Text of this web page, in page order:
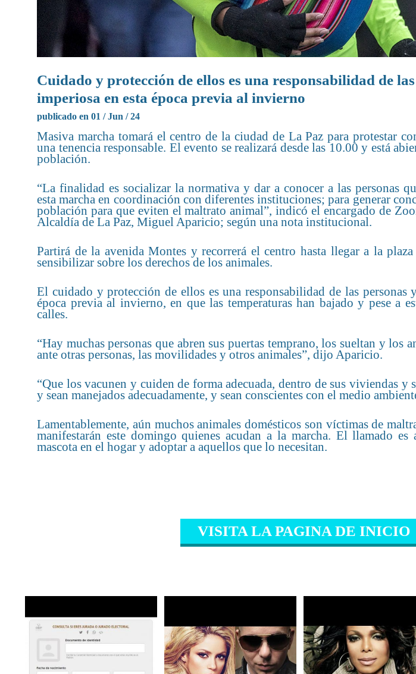
Cuidado y protección de ellos es una responsabilidad de
imperiosa en esta época previa al invierno
publicado en 01 / Jun / 24
Masiva marcha tomará el centro de la ciudad de La Paz para protestar
una tenencia responsable. El evento se realizará desde las 10.00 y está
población.
“La finalidad es socializar la normativa y dar a conocer a las personas
esta marcha en coordinación con diferentes instituciones; para generar
población para que eviten el maltrato animal”, indicó el encargado de
Alcaldía de La Paz, Miguel Aparicio; según una nota institucional.
Partirá de la avenida Montes y recorrerá el centro hasta llegar a la
sensibilizar sobre los derechos de los animales.
El cuidado y protección de ellos es una responsabilidad de las personas
época previa al invierno, en que las temperaturas han bajado y pese a
calles.
“Hay muchas personas que abren sus puertas temprano, los sueltan y los
ante otras personas, las movilidades y otros animales”, dijo Aparicio.
“Que los vacunen y cuiden de forma adecuada, dentro de sus viviendas y
y sean manejados adecuadamente, y sean conscientes con el medio
Lamentablemente, aún muchos animales domésticos son víctimas de
manifestarán este domingo quienes acudan a la marcha. El llamado es
mascota en el hogar y adoptar a aquellos que lo necesitan.
VISITA LA PAGINA DE INICIO